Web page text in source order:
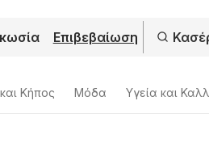
Επιβεβαίωση
Κήπος Μόδα Υγεία και